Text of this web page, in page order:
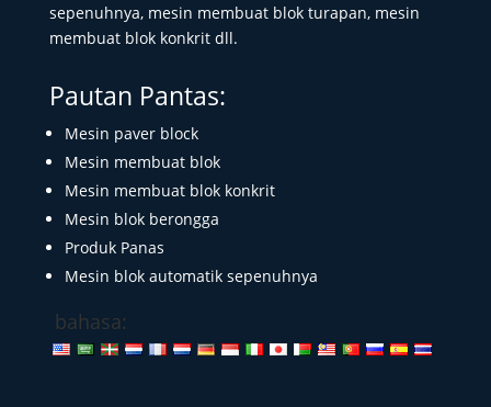
sepenuhnya, mesin membuat blok turapan, mesin
membuat blok konkrit dll.
Pautan Pantas:
Mesin paver block
Mesin membuat blok
Mesin membuat blok konkrit
Mesin blok berongga
Produk Panas
Mesin blok automatik sepenuhnya
bahasa: